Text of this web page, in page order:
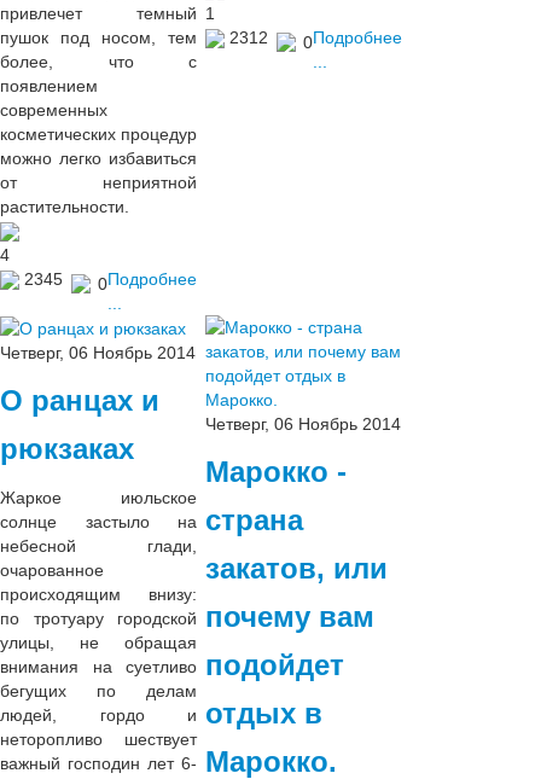
привлечет темный
пушок под носом, тем
более, что с
появлением
современных
косметических процедур
можно легко избавиться
от неприятной
растительности.
4
2345
0Подробнее
1
2312
0Подробнее
Четверг, 06 Ноябрь 2014
О ранцах и
рюкзаках
Жаркое июльское
солнце застыло на
небесной глади,
очарованное
происходящим внизу:
по тротуару городской
улицы, не обращая
внимания на суетливо
бегущих по делам
людей, гордо и
неторопливо шествует
важный господин лет 6-
Четверг, 06 Ноябрь 2014
Марокко -
страна
закатов, или
почему вам
подойдет
отдых в
Марокко.